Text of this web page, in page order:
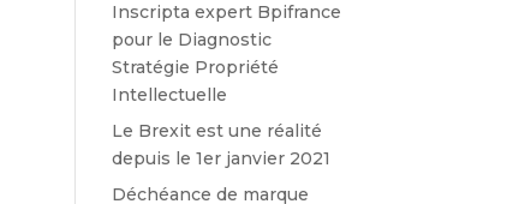
Inscripta expert Bpifrance
pour le Diagnostic
Stratégie Propriété
Intellectuelle
Le Brexit est une réalité
depuis le 1er janvier 2021
Déchéance de marque